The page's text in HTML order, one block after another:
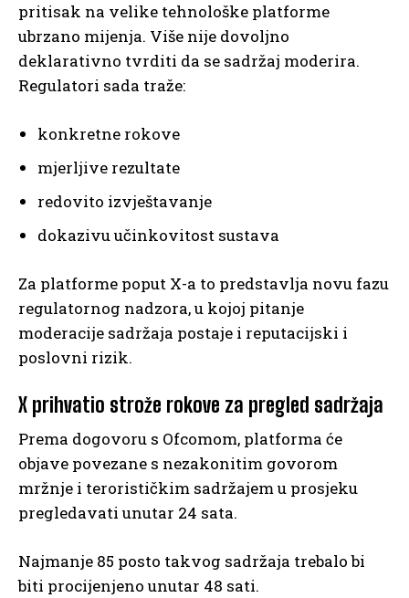
pritisak na velike tehnološke platforme
ubrzano mijenja. Više nije dovoljno
deklarativno tvrditi da se sadržaj moderira.
Regulatori sada traže:
konkretne rokove
mjerljive rezultate
redovito izvještavanje
dokazivu učinkovitost sustava
Za platforme poput X-a to predstavlja novu fazu
regulatornog nadzora, u kojoj pitanje
moderacije sadržaja postaje i reputacijski i
poslovni rizik.
X prihvatio strože rokove za pregled sadržaja
Prema dogovoru s Ofcomom, platforma će
objave povezane s nezakonitim govorom
mržnje i terorističkim sadržajem u prosjeku
pregledavati unutar 24 sata.
Najmanje 85 posto takvog sadržaja trebalo bi
biti procijenjeno unutar 48 sati.